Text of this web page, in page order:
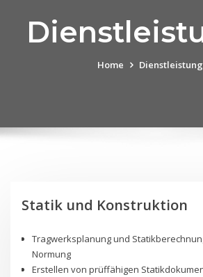
Home
Statik und Konstruktion
Tragwerksplanung und
Normung
Erstellen von prüffähigen